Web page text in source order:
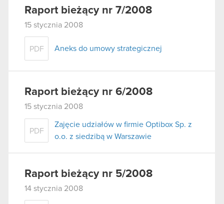
Raport bieżący nr 7/2008
15 stycznia 2008
PDF Aneks do umowy strategicznej
Raport bieżący nr 6/2008
15 stycznia 2008
PDF
Zajęcie udziałów w firmie Optibox Sp. z
o.o. z siedzibą w Warszawie
Raport bieżący nr 5/2008
14 stycznia 2008